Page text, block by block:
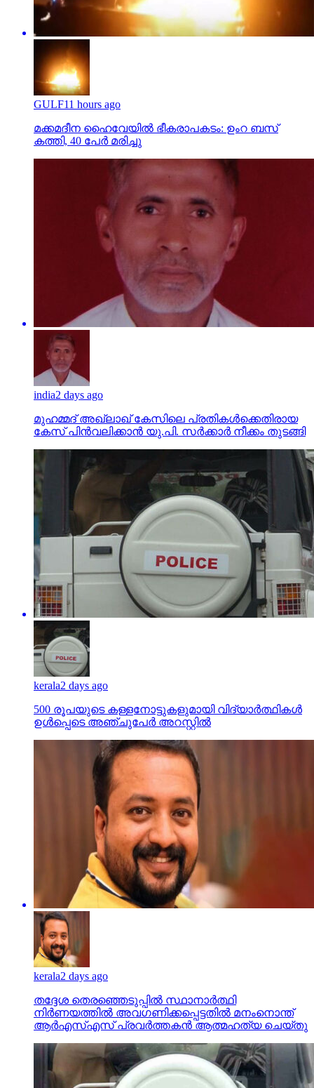
GULF11 hours ago
മക്കമദീന ഹൈവേയില്‍ ഭീകരാപകടം: ഉംറ ബസ്
കത്തി, 40 പേര്‍ മരിച്ചു
india2 days ago
മുഹമ്മദ് അഖ്‌ലാഖ് കേസിലെ പ്രതികള്‍ക്കെതിരായ
കേസ് പിന്‍വലിക്കാന്‍ യു.പി. സര്‍ക്കാര്‍ നീക്കം തുടങ്ങി
kerala2 days ago
500 രൂപയുടെ കള്ളനോട്ടുകളുമായി വിദ്യാര്‍ത്ഥികള്‍
ഉള്‍പ്പെടെ അഞ്ചുപേര്‍ അറസ്റ്റില്‍
kerala2 days ago
തദ്ദേശ തെരഞ്ഞെടുപ്പില്‍ സ്ഥാനാര്‍ത്ഥി
നിര്‍ണയത്തില്‍ അവഗണിക്കപ്പെട്ടതില്‍ മനംനൊന്ത്
ആര്‍എസ്എസ് പ്രവര്‍ത്തകന്‍ ആത്മഹത്യ ചെയ്തു